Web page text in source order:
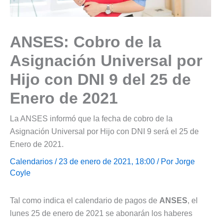
ANSES: Cobro de la
Asignación Universal por
Hijo con DNI 9 del 25 de
Enero de 2021
La ANSES informó que la fecha de cobro de la
Asignación Universal por Hijo con DNI 9 será el 25 de
Enero de 2021.
Calendarios / 23 de enero de 2021, 18:00 / Por Jorge
Coyle
Tal como indica el calendario de pagos de ANSES, el
lunes 25 de enero de 2021 se abonarán los haberes